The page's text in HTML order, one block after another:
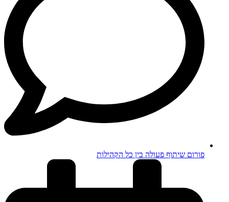
פורום שיתוף פעולה בין כל הקהילות